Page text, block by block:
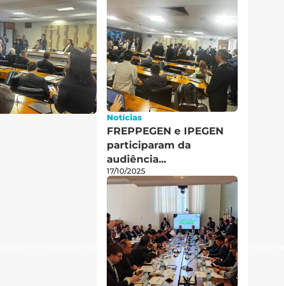
os Impactos dos Vetos à Lei de Licenciamento
Notícias
FREPPEGEN e IPEGEN
participaram da
audiência...
17/10/2025